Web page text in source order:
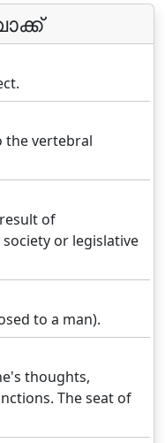
the vertebral
of
or legislative
to a man).
thoughts,
The seat of